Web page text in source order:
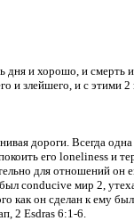
дня и хорошо, и смерть
и злейшего, и с этими
дороги. Всегда
его loneliness и
для отношений он
conducive мир 2,
как он сделан к ему
2 Esdras 6:1-6.